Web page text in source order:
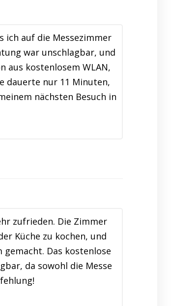
ich auf die Messezimmer
war unschlagbar, und
aus kostenlosem WLAN,
dauerte nur 11 Minuten,
nächsten Besuch in
zufrieden. Die Zimmer
Küche zu kochen, und
Das kostenlose
da sowohl die Messe